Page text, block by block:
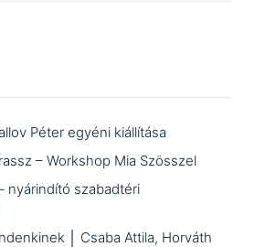
Péter egyéni kiállítása
– Workshop Mia Szösszel
nyárindító szabadtéri
│ Csaba Attila, Horváth